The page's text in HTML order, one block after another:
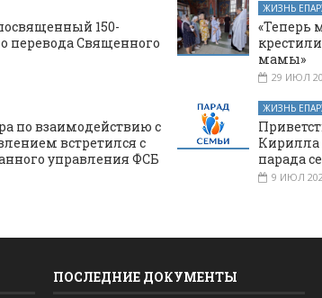
150-
перевода Священного
ЖИЗНЬ
«Теперь
мамы»
29 ИЮЛ
по взаимодействию с
встретился с
управления ФСБ
ЖИЗНЬ
Кирилла
парада
9 ИЮЛ
ПОСЛЕДНИЕ ДОКУМЕНТЫ